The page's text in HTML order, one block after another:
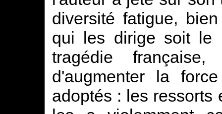
diversité fatigue,
qui les dirige soit le
tragédie
d'augmenter la
adoptés : les ressorts